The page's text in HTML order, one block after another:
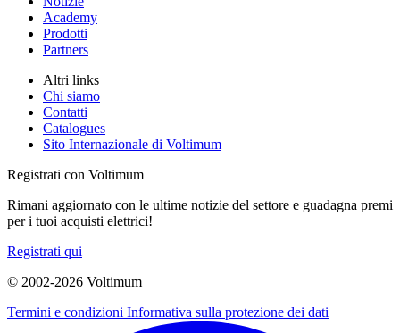
Academy
Prodotti
Partners
Altri links
Chi siamo
Contatti
Catalogues
Sito Internazionale di Voltimum
Registrati con Voltimum
Rimani aggiornato con le ultime notizie del settore e guadagna premi
per i tuoi acquisti elettrici!
Registrati qui
© 2002-2026 Voltimum
Termini e condizioni Informativa sulla protezione dei dati